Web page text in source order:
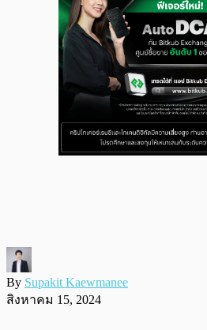
By Supakit Kaewmanee
สิงหาคม 15, 2024